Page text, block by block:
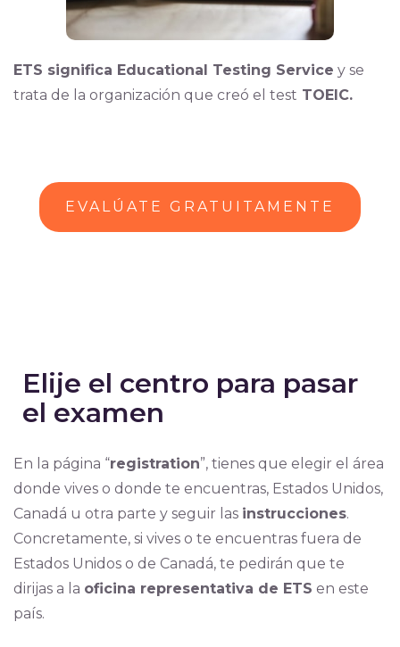
ETS significa Educational Testing Service y se
trata de la organización que creó el test TOEIC.
EVALÚATE GRATUITAMENTE
Elije el centro para pasar
el examen
En la página “registration”, tienes que elegir el área
donde vives o donde te encuentras, Estados Unidos,
Canadá u otra parte y seguir las instrucciones.
Concretamente, si vives o te encuentras fuera de
Estados Unidos o de Canadá, te pedirán que te
dirijas a la oficina representativa de ETS en este
país.